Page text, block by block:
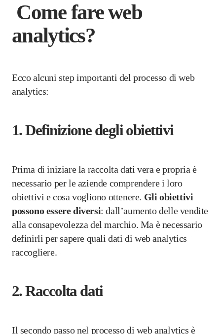
Come fare web
analytics?
Ecco alcuni step importanti del processo di web
analytics:
1.Definizione degli obiettivi
Prima di iniziare la raccolta dati vera e propria è
necessario per le aziende comprendere i loro
obiettivi e cosa vogliono ottenere. Gli obiettivi
possono essere diversi: dall’aumento delle vendite
alla consapevolezza del marchio. Ma è necessario
definirli per sapere quali dati di web analytics
raccogliere.
2. Raccolta dati
Il secondo passo nel processo di web analytics è